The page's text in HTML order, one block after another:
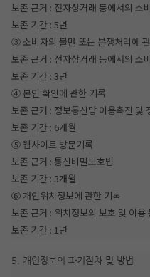
보존 근거 : 전자상거래 등에서의 소
보존 기간 : 5년
③ 소비자의 불만 또는 분쟁처리에
보존 근거 : 전자상거래 등에서의 소
보존 기간 : 3년
④ 본인 확인에 관한 기록
보존 근거 : 정보통신망 이용촉진 및
보존 기간 : 6개월
⑤ 웹사이트 방문기록
보존 근거 : 통신비밀보호법
보존 기간 : 3개월
⑥ 개인위치정보에 관한 기록
보존 근거 : 위치정보의 보호 및 이용
보존 기간 : 1년
5. 개인정보의 파기절차 및 방법